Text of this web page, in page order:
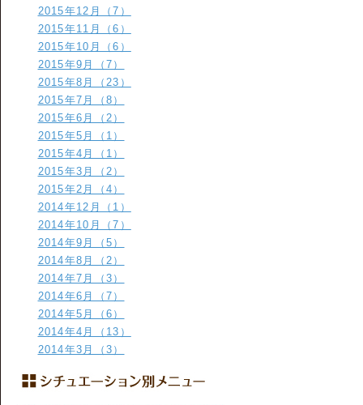
2015年12月（7）
2015年11月（6）
2015年10月（6）
2015年9月（7）
2015年8月（23）
2015年7月（8）
2015年6月（2）
2015年5月（1）
2015年4月（1）
2015年3月（2）
2015年2月（4）
2014年12月（1）
2014年10月（7）
2014年9月（5）
2014年8月（2）
2014年7月（3）
2014年6月（7）
2014年5月（6）
2014年4月（13）
2014年3月（3）